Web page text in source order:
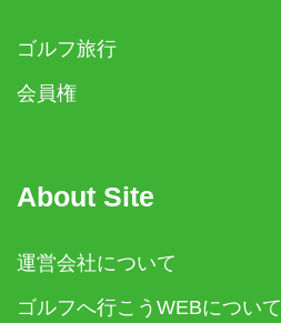
ゴルフ旅行
会員権
About Site
運営会社について
ゴルフへ行こうWEBについて